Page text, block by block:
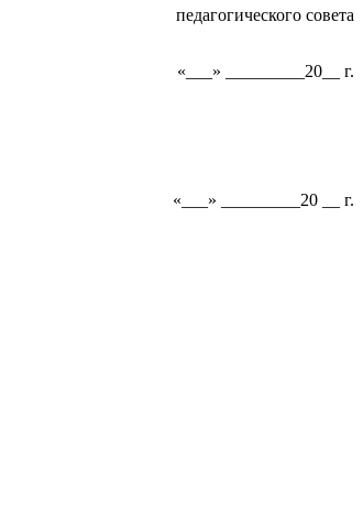
педагогического совета
«___» _________20__ г.
«___» _________20 __ г.